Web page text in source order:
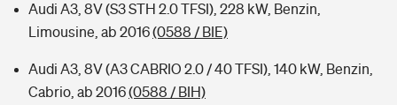
Audi A3, 8V (S3 STH 2.0 TFSI), 228 kW, Benzin,
Limousine, ab 2016(0588 / BIE)
Audi A3, 8V (A3 CABRIO 2.0 / 40 TFSI), 140 kW, Benzin,
Cabrio, ab 2016(0588 / BIH)